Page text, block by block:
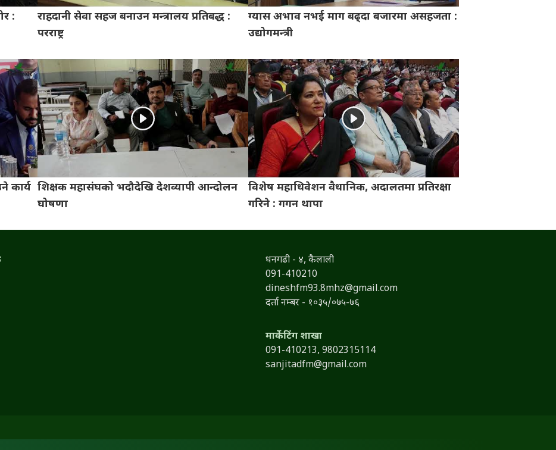
:
राहदानी सेवा सहज बनाउन मन्त्रालय प्रतिबद्ध :
परराष्ट्र
ग्यास अभाव नभई माग बढ्दा बजारमा असहजता :
उद्योगमन्त्री
कार्य शिक्षक महासंघको भदौदेखि देशव्यापी आन्दोलन
घोषणा
विशेष महाधिवेशन वैधानिक, अदालतमा प्रतिरक्षा
गरिने : गगन थापा
धनगढी - ४, कैलाली
091-410210
dineshfm93.8mhz@gmail.com
दर्ता नम्बर - १०३५/०७५-७६
मार्केटिंग शाखा
091-410213,9802315114
sanjitadfm@gmail.com